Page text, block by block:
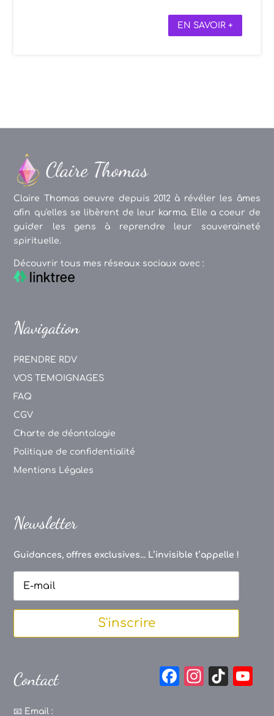
EN SAVOIR +
Claire Thomas oeuvre depuis 2012 à révéler les âmes
afin qu'elles se libèrent de leur karma. Elle a coeur de
guider les gens à reprendre leur souveraineté
spirituelle.
Découvrir tous mes réseaux sociaux avec :
Navigation
PRENDRE RDV
VOS TEMOIGNAGES
FAQ
CGV
Charte de déontologie
Politique de confidentialité
Mentions Légales
Newsletter
Guidances, offres exclusives... L’invisible t’appelle !
S'inscrire
Contact
📧 Email :
F
In Ti